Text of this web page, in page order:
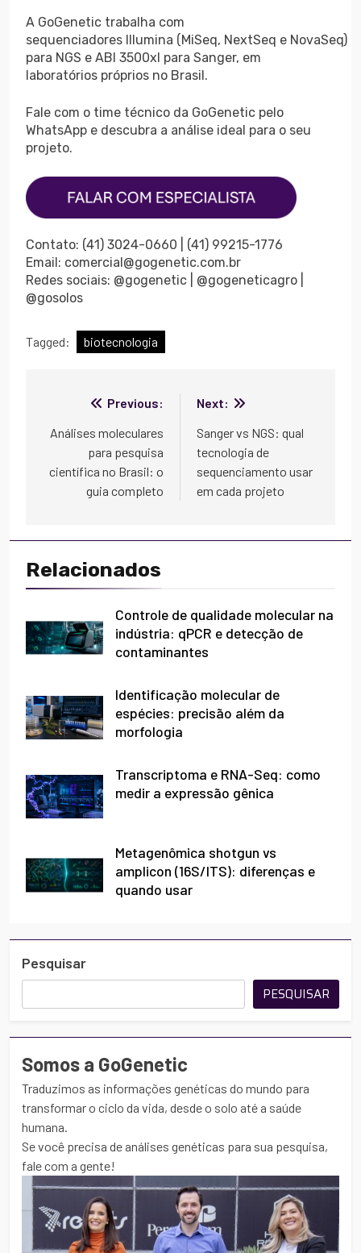
A GoGenetic trabalha com
sequenciadores Illumina (MiSeq, NextSeq e NovaSeq)
para NGS e ABI 3500xl para Sanger, em
laboratórios próprios no Brasil.
Fale com o time técnico da GoGenetic pelo
WhatsApp e descubra a análise ideal para o seu
projeto.
Contato: (41) 3024-0660 | (41) 99215-1776
Email: comercial@gogenetic.com.br
Redes sociais: @gogenetic | @gogeneticagro |
@gosolos
Tagged: biotecnologia
Navegação
de
Post
Previous:
Análises moleculares
para pesquisa
científica no Brasil: o
guia completo
Next:
Sanger vs NGS: qual
tecnologia de
sequenciamento usar
em cada projeto
Relacionados
Controle de qualidade molecular na
indústria: qPCR e detecção de
contaminantes
Identificação molecular de
espécies: precisão além da
morfologia
Transcriptoma e RNA-Seq: como
medir a expressão gênica
Metagenômica shotgun vs
amplicon (16S/ITS): diferenças e
quando usar
Pesquisar
PESQUISAR
Somos a GoGenetic
Traduzimos as informações genéticas do mundo para
transformar o ciclo da vida, desde o solo até a saúde
humana.
Se você precisa de análises genéticas para sua pesquisa,
fale com a gente!